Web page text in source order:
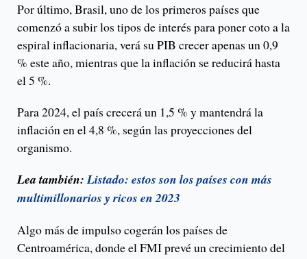
Por último, Brasil, uno de los primeros países que
comenzó a subir los tipos de interés para poner coto a la
espiral inflacionaria, verá su PIB crecer apenas un 0,9
% este año, mientras que la inflación se reducirá hasta
el 5 %.
Para 2024, el país crecerá un 1,5 % y mantendrá la
inflación en el 4,8 %, según las proyecciones del
organismo.
Lea también:Listado: estos son los países con más
multimillonarios y ricos en 2023
Algo más de impulso cogerán los países de
Centroamérica, donde el FMI prevé un crecimiento del